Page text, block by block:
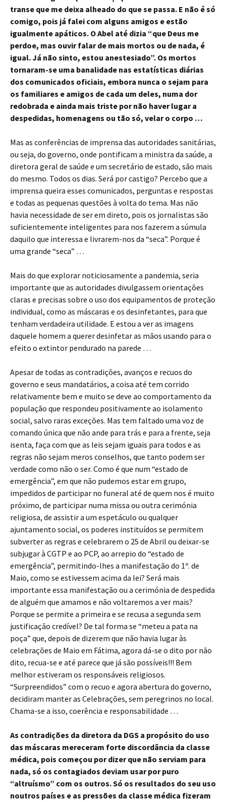
transe que me deixa alheado do que se passa. E não é só
comigo, pois já falei com alguns amigos e estão
igualmente apáticos. O Abel até dizia “que Deus me
perdoe, mas ouvir falar de mais mortos ou de nada, é
igual. Já não sinto, estou anestesiado”. Os mortos
tornaram-se uma banalidade nas estatísticas diárias
dos comunicados oficiais, embora nunca o sejam para
os familiares e amigos de cada um deles, numa dor
redobrada e ainda mais triste por não haver lugar a
despedidas, homenagens ou tão só, velar o corpo …
Mas as conferências de imprensa das autoridades sanitárias,
ou seja, do governo, onde pontificam a ministra da saúde, a
diretora geral de saúde e um secretário de estado, são mais
do mesmo. Todos os dias. Será por castigo? Percebo que a
imprensa queira esses comunicados, perguntas e respostas
e todas as pequenas questões à volta do tema. Mas não
havia necessidade de ser em direto, pois os jornalistas são
suficientemente inteligentes para nos fazerem a súmula
daquilo que interessa e livrarem-nos da “seca”. Porque é
uma grande “seca” …
Mais do que explorar noticiosamente a pandemia, seria
importante que as autoridades divulgassem orientações
claras e precisas sobre o uso dos equipamentos de proteção
individual, como as máscaras e os desinfetantes, para que
tenham verdadeira utilidade. E estou a ver as imagens
daquele homem a querer desinfetar as mãos usando para o
efeito o extintor pendurado na parede …
Apesar de todas as contradições, avanços e recuos do
governo e seus mandatários, a coisa até tem corrido
relativamente bem e muito se deve ao comportamento da
população que respondeu positivamente ao isolamento
social, salvo raras exceções. Mas tem faltado uma voz de
comando única que não ande para trás e para a frente, seja
isenta, faça com que as leis sejam iguais para todos e as
regras não sejam meros conselhos, que tanto podem ser
verdade como não o ser. Como é que num “estado de
emergência”, em que não pudemos estar em grupo,
impedidos de participar no funeral até de quem nos é muito
próximo, de participar numa missa ou outra cerimónia
religiosa, de assistir a um espetáculo ou qualquer
ajuntamento social, os poderes instituídos se permitem
subverter as regras e celebrarem o 25 de Abril ou deixar-se
subjugar à CGTP e ao PCP, ao arrepio do “estado de
emergência”, permitindo-lhes a manifestação do 1º. de
Maio, como se estivessem acima da lei? Será mais
importante essa manifestação ou a cerimónia de despedida
de alguém que amamos e não voltaremos a ver mais?
Porque se permite a primeira e se recusa a segunda sem
justificação credível? De tal forma se “meteu a pata na
poça” que, depois de dizerem que não havia lugar às
celebrações de Maio em Fátima, agora dá-se o dito por não
dito, recua-se e até parece que já são possíveis!!! Bem
melhor estiveram os responsáveis religiosos.
“Surpreendidos” com o recuo e agora abertura do governo,
decidiram manter as Celebrações, sem peregrinos no local.
Chama-se a isso, coerência e responsabilidade …
As contradições da diretora da DGS a propósito do uso
das máscaras mereceram forte discordância da classe
médica, pois começou por dizer que não serviam para
nada, só os contagiados deviam usar por puro
“altruísmo” com os outros. Só os resultados do seu uso
noutros países e as pressões da classe médica fizeram